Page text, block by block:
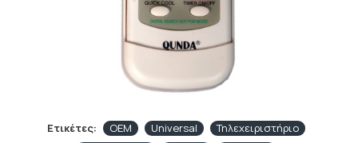
Ετικέτες: OEM Universal
Τηλεχειριστήριο